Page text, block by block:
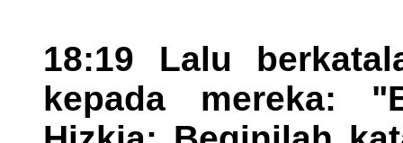
18:19 Lalu
kepada mereka: